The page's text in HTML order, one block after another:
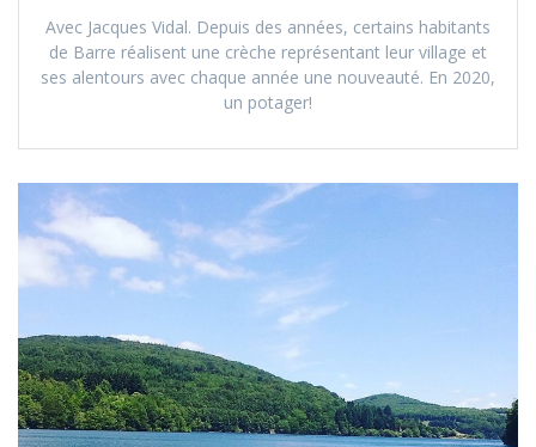
Avec Jacques Vidal. Depuis des années, certains habitants
de Barre réalisent une crèche représentant leur village et
ses alentours avec chaque année une nouveauté. En 2020,
un potager!